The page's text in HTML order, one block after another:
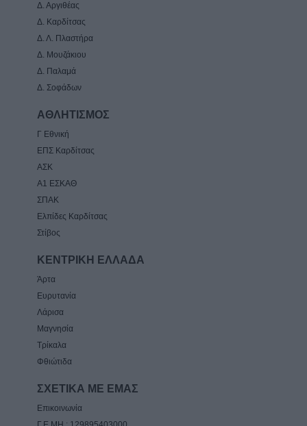
Δ. Αργιθέας
Δ. Καρδίτσας
Δ. Λ. Πλαστήρα
Δ. Μουζάκιου
Δ. Παλαμά
Δ. Σοφάδων
ΑΘΛΗΤΙΣΜΟΣ
Γ Εθνική
ΕΠΣ Καρδίτσας
ΑΣΚ
Α1 ΕΣΚΑΘ
ΣΠΑΚ
Ελπίδες Καρδίτσας
Στίβος
ΚΕΝΤΡΙΚΗ ΕΛΛΑΔΑ
Άρτα
Ευρυτανία
Λάρισα
Μαγνησία
Τρίκαλα
Φθιώτιδα
ΣΧΕΤΙΚΑ ΜΕ ΕΜΑΣ
Επικοινωνία